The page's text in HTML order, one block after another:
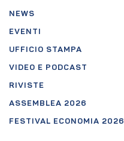
NEWS
EVENTI
UFFICIO STAMPA
VIDEO E PODCAST
RIVISTE
ASSEMBLEA 2026
FESTIVAL ECONOMIA 2026